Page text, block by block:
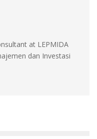
at LEPMIDA
dan Investasi